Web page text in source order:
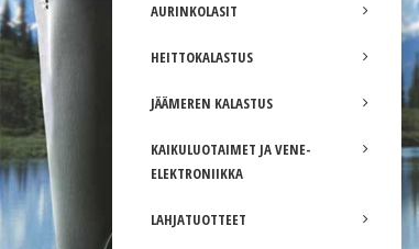
AURINKOLASIT
HEITTOKALASTUS
JÄÄMEREN KALASTUS
KAIKULUOTAIMET JA VENE-
ELEKTRONIIKKA
LAHJATUOTTEET